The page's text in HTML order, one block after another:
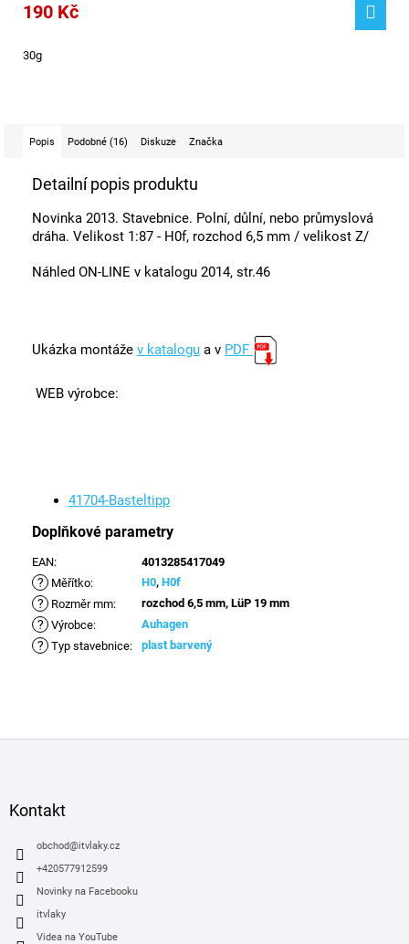
190 Kč
30g
Popis Podobné (16) Diskuze Značka
Detailní popis produktu
Novinka 2013. Stavebnice. Polní, důlní, nebo průmyslová
dráha. Velikost 1:87 - H0f, rozchod 6,5 mm / velikost Z/
Náhled ON-LINE v katalogu 2014, str.46
Ukázka montáže v katalogu a v PDF
WEB výrobce:
41704-Basteltipp
Doplňkové parametry
EAN: 4013285417049
? Měřítko: H0, H0f
? Rozměr mm: rozchod 6,5 mm, LüP 19 mm
? Výrobce: Auhagen
? Typ stavebnice: plast barvený
Kontakt
obchod@itvlaky.cz
+420577912599
Novinky na Facebooku
itvlaky
Videa na YouTube